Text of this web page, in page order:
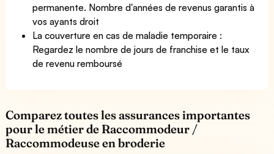
permanente. Nombre d'années de revenus garantis à
vos ayants droit
La couverture en cas de maladie temporaire :
Regardez le nombre de jours de franchise et le taux
de revenu remboursé
Comparez toutes les assurances importantes
pour le métier de Raccommodeur /
Raccommodeuse en broderie